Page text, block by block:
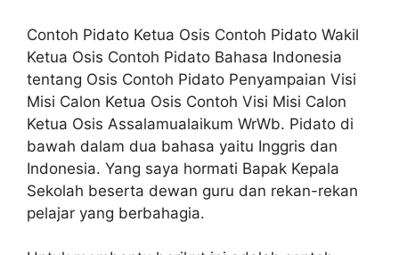
Contoh Pidato Ketua Osis Contoh Pidato Wakil
Ketua Osis Contoh Pidato Bahasa Indonesia
tentang Osis Contoh Pidato Penyampaian Visi
Misi Calon Ketua Osis Contoh Visi Misi Calon
Ketua Osis Assalamualaikum WrWb. Pidato di
bawah dalam dua bahasa yaitu Inggris dan
Indonesia. Yang saya hormati Bapak Kepala
Sekolah beserta dewan guru dan rekan-rekan
pelajar yang berbahagia.